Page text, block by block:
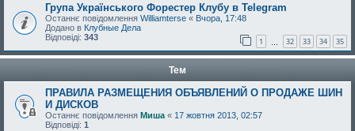
Група Українського Форестер Клубу в Telegram
Останнє повідомлення Williamterse « Вчора, 17:48
Додано в Клубные Дела
Відповіді: 343 1 32 33 34 35
Тем
ПРАВИЛА РАЗМЕЩЕНИЯ ОБЪЯВЛЕНИЙ О ПРОДАЖЕ ШИН
И ДИСКОВ
Останнє повідомлення Миша « 17 жовтня 2013, 02:57
Відповіді: 1